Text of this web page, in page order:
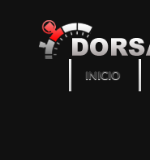
INICIO